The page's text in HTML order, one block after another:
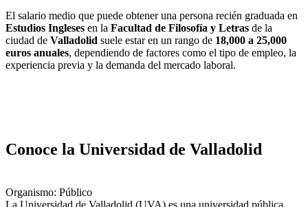
El salario medio que puede obtener una persona recién graduada en
Estudios Ingleses en la Facultad de Filosofía y Letras de la
ciudad de Valladolid suele estar en un rango de 18,000 a 25,000
euros anuales, dependiendo de factores como el tipo de empleo, la
experiencia previa y la demanda del mercado laboral.
Conoce la Universidad de Valladolid
Organismo: Público